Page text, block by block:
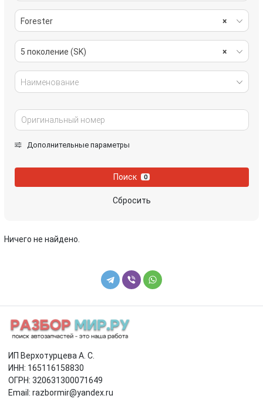
трансмиссия ×
Forester
×
5 поколение (SK)
Наименование
Дополнительные параметры
Поиск 0
Сбросить
Ничего не найдено.
ИП Верхотурцева А. С.
ИНН: 165116158830
ОГРН: 320631300071649
Email: razbormir@yandex.ru